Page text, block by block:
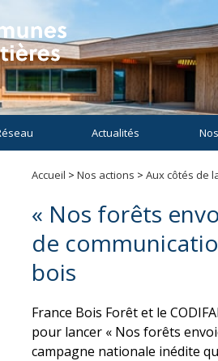
Actualités
Accueil > Nos actions > Aux côtés de
« Nos forêts
de
bois
France Bois Forêt et le
pour lancer « Nos forêts
campagne nationale inédite